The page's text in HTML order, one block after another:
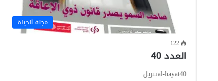
مجلة الحياة
122
العدد 40
al-hayat40تنزيل